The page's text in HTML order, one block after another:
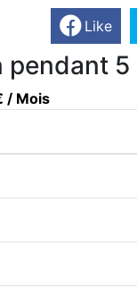
Like
pendant
/ Mois